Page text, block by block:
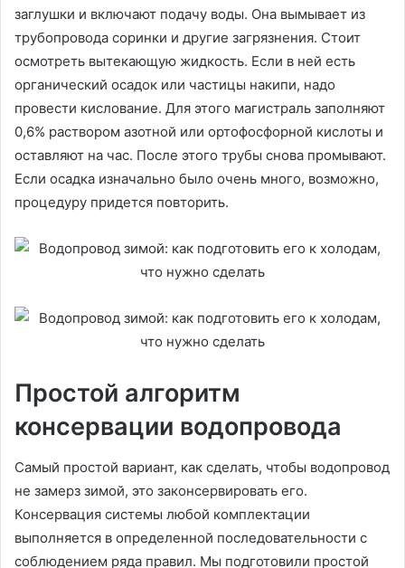
заглушки и включают подачу воды. Она вымывает из
трубопровода соринки и другие загрязнения. Стоит
осмотреть вытекающую жидкость. Если в ней есть
органический осадок или частицы накипи, надо
провести кислование. Для этого магистраль заполняют
0,6% раствором азотной или ортофосфорной кислоты и
оставляют на час. После этого трубы снова промывают.
Если осадка изначально было очень много, возможно,
процедуру придется повторить.
Простой алгоритм
консервации водопровода
Самый простой вариант, как сделать, чтобы водопровод
не замерз зимой, это законсервировать его.
Консервация системы любой комплектации
выполняется в определенной последовательности с
соблюдением ряда правил. Мы подготовили простой